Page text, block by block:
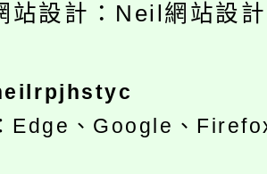
站設計：Neil網站設
Edge、Google、